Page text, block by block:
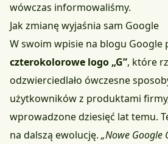
wówczas informowaliśmy.
Jak zmianę wyjaśnia sam Google
W swoim wpisie na blogu Google
czterokolorowe logo „G”, które
odzwierciedlało ówczesne
użytkowników z produktami
wprowadzone dziesięć lat temu.
na dalszą ewolucję. „Nowe Google